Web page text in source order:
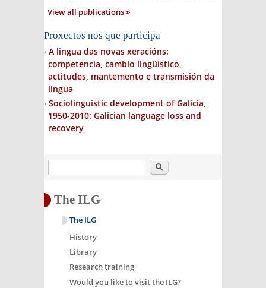
View all publications
Proxectos nos que participa
A lingua das novas xeracións:
competencia, cambio lingüístico,
actitudes, mantemento e transmisión da
lingua
Sociolinguistic development of Galicia,
1950-2010: Galician language loss and
recovery
Search
The ILG
The ILG
History
Library
Research training
Would you like to visit the ILG?